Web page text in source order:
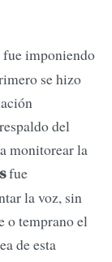
fue imponiendo
se hizo
del
monitorear la
fue
la voz, sin
o temprano el
de esta